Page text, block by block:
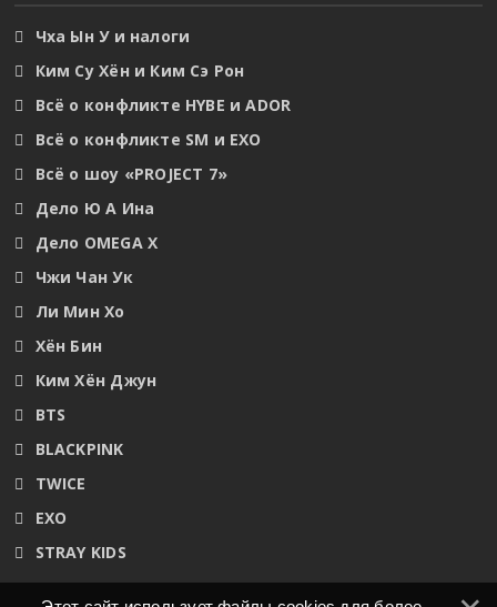
Чха Ын У и налоги
Ким Су Хён и Ким Сэ Рон
Всё о конфликте HYBE и ADOR
Всё о конфликте SM и EXO
Всё о шоу «PROJECT 7»
Дело Ю А Ина
Дело OMEGA X
Чжи Чан Ук
Ли Мин Хо
Хён Бин
Ким Хён Джун
BTS
BLACKPINK
TWICE
EXO
STRAY KIDS